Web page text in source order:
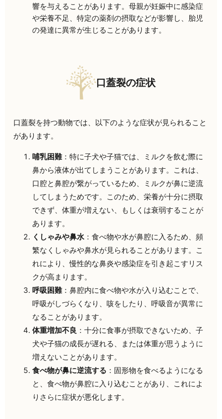
響を与えることがあります。母親が妊娠中に感染症
や栄養不足、特定の薬剤の摂取などが影響し、胎児
の発達に異常が生じることがあります。
口蓋裂の症状
口蓋裂を持つ動物では、以下のような症状が見られること
があります。
哺乳困難：特に子犬や子猫では、ミルクを飲む際に
鼻から液体が出てしまうことがあります。これは、
口腔と鼻腔が繋がっているため、ミルクが鼻に逆流
してしまうためです。このため、栄養が十分に摂取
できず、体重が増えない、もしくは衰弱することが
あります。
くしゃみや鼻水：食べ物や水が鼻腔に入るため、頻
繁なくしゃみや鼻水が見られることがあります。こ
れにより、慢性的な鼻炎や感染症を引き起こすリス
クが高まります。
呼吸困難：鼻腔内に食べ物や水が入り込むことで、
呼吸がしづらくなり、咳をしたり、呼吸音が異常に
なることがあります。
体重増加不良 ：十分に食事が摂取できないため、子
犬や子猫の成長が遅れる、または体重が思うように
増えないことがあります。
食べ物が鼻に逆流する ：固形物を食べるようになる
と、食べ物が鼻腔に入り込むことがあり、これによ
りさらに症状が悪化します。